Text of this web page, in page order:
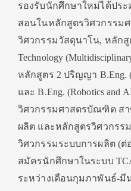
รองรับนักศึกษาใหม่ได้ประ
สอนในหลักสูตรวิศวกรรม
วิศวกรรมวัสดุนาโน, หลักสูต
Technology
หลักสูตร 2 ปริญญา B.Eng.
และ B.Eng. (Robotics and
วิศวกรรมศาสตรบัณฑิต ส
ผลิต และหลักสูตรวิศวกร
วิศวกรรมระบบการผลิต (ต่
สมัครนักศึกษาในระบบ
ระหว่างเดือนกุมภาพันธ์-มี